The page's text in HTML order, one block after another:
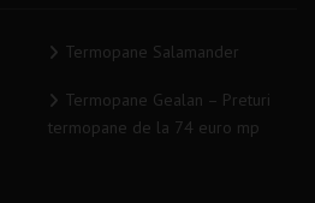
Termopane Salamander
Termopane Gealan – Preturi
termopane de la 74 euro mp